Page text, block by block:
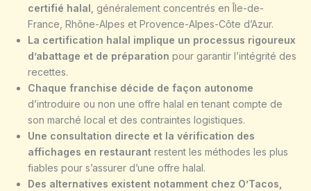
certifié halal , généralement concentrés en Île-de-
France, Rhône-Alpes et Provence-Alpes-Côte d’Azur.
La certification halal implique un processus rigoureux
d’abattage et de préparation pour garantir l’intégrité des
recettes.
Chaque franchise décide de façon autonome
d’introduire ou non une offre halal en tenant compte de
son marché local et des contraintes logistiques.
Une consultation directe et la vérification des
affichages en restaurant restent les méthodes les plus
fiables pour s’assurer d’une offre halal.
Des alternatives existent notamment chez O’Tacos,